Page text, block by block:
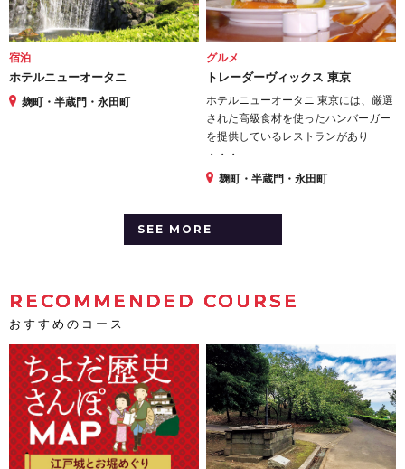
宿泊
ホテルニューオータニ
麹町・半蔵門・永田町
グルメ
トレーダーヴィックス 東京
ホテルニューオータニ 東京には、厳選
された高級食材を使ったハンバーガー
を提供しているレストランがあり
・・・
麹町・半蔵門・永田町
SEE MORE
RECOMMENDED COURSE
おすすめのコース